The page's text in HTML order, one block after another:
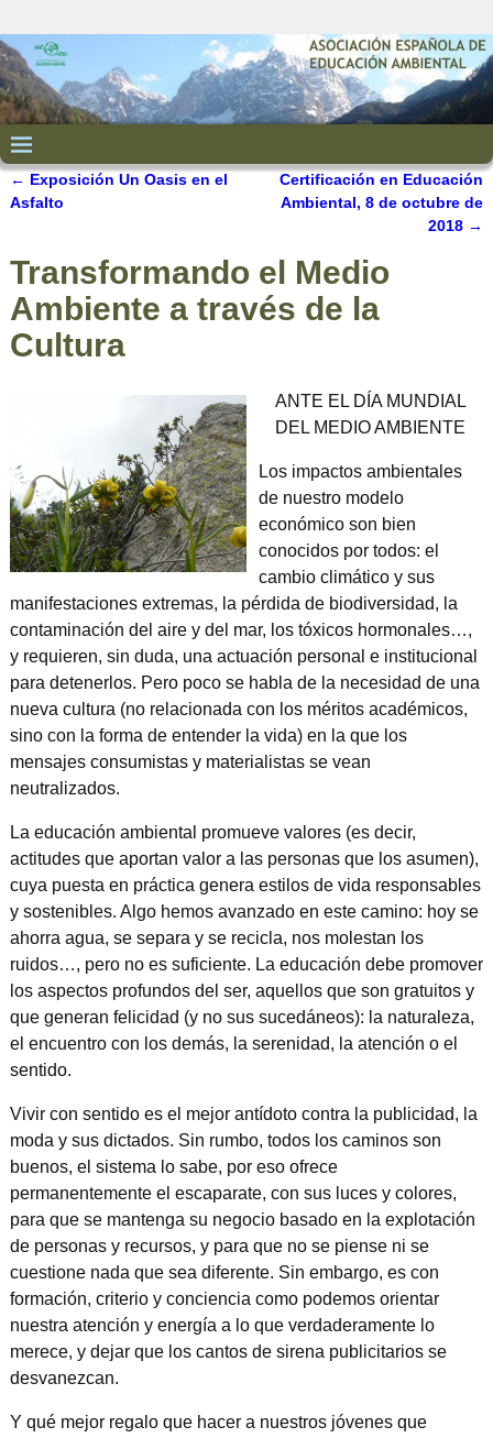
Navegación de entradas
← Exposición Un Oasis en el
Asfalto
Certificación en Educación
Ambiental, 8 de octubre de
2018 →
Transformando el Medio
Ambiente a través de la
Cultura
ANTE EL DÍA MUNDIAL
DEL MEDIO AMBIENTE
Los impactos ambientales
de nuestro modelo
económico son bien
conocidos por todos: el
cambio climático y sus
manifestaciones extremas, la pérdida de biodiversidad, la
contaminación del aire y del mar, los tóxicos hormonales…,
y requieren, sin duda, una actuación personal e institucional
para detenerlos. Pero poco se habla de la necesidad de una
nueva cultura (no relacionada con los méritos académicos,
sino con la forma de entender la vida) en la que los
mensajes consumistas y materialistas se vean
neutralizados.
La educación ambiental promueve valores (es decir,
actitudes que aportan valor a las personas que los asumen),
cuya puesta en práctica genera estilos de vida responsables
y sostenibles. Algo hemos avanzado en este camino: hoy se
ahorra agua, se separa y se recicla, nos molestan los
ruidos…, pero no es suficiente. La educación debe promover
los aspectos profundos del ser, aquellos que son gratuitos y
que generan felicidad (y no sus sucedáneos): la naturaleza,
el encuentro con los demás, la serenidad, la atención o el
sentido.
Vivir con sentido es el mejor antídoto contra la publicidad, la
moda y sus dictados. Sin rumbo, todos los caminos son
buenos, el sistema lo sabe, por eso ofrece
permanentemente el escaparate, con sus luces y colores,
para que se mantenga su negocio basado en la explotación
de personas y recursos, y para que no se piense ni se
cuestione nada que sea diferente. Sin embargo, es con
formación, criterio y conciencia como podemos orientar
nuestra atención y energía a lo que verdaderamente lo
merece, y dejar que los cantos de sirena publicitarios se
desvanezcan.
Y qué mejor regalo que hacer a nuestros jóvenes que